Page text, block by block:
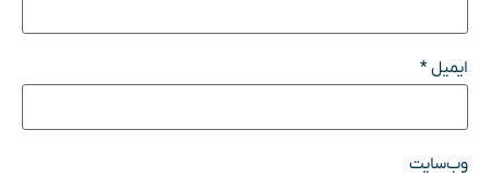
ایمیل*
وب‌سایت